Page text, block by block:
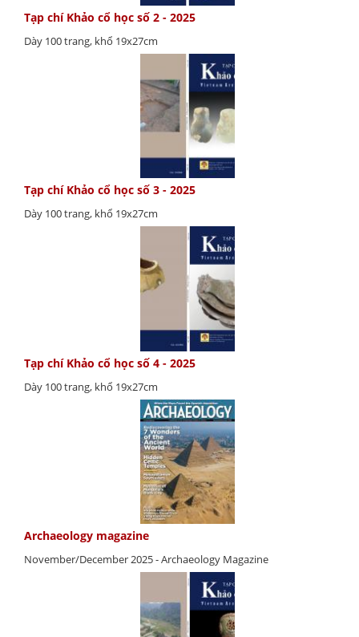
Tạp chí Khảo cổ học số 2 - 2025
Dày 100 trang, khổ 19x27cm
Tạp chí Khảo cổ học số 3 - 2025
Dày 100 trang, khổ 19x27cm
Tạp chí Khảo cổ học số 4 - 2025
Dày 100 trang, khổ 19x27cm
Archaeology magazine
November/December 2025 - Archaeology Magazine